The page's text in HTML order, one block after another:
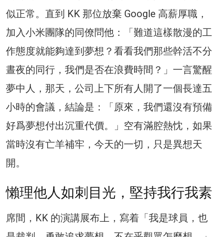
似正常。直到 KK 那位放棄 Google 高薪厚職，
加入小米團隊的同僚問他：「難道這樣散漫的工
作態度就能夠達到夢想？看看我們那些幹活不分
晝夜的同行，我們是否在浪費時間？」一言驚醒
夢中人，那天，公司上下所有人開了一個長達五
小時的會議，結論是：「原來，我們還沒有預備
好爲夢想付出沉重代價。」空有滿腔熱忱，如果
當時沒有亡羊補牢，今天的一切，只是異想天
開。
懶理他人如刺目光，堅持我行我素
席間，KK 的演講展布上，寫着「我是球員，也